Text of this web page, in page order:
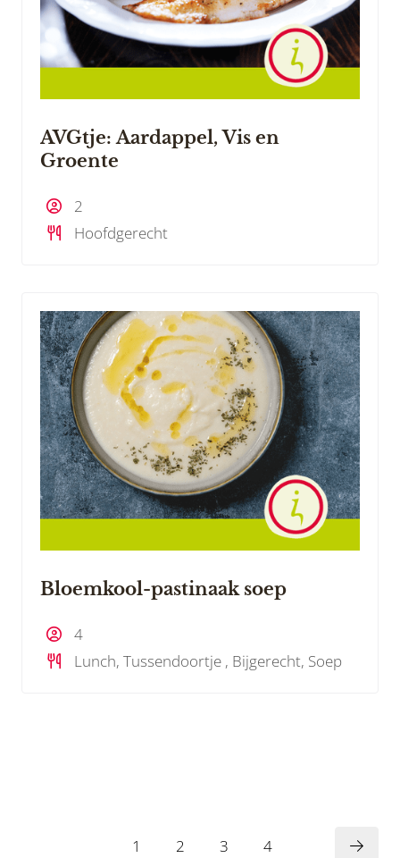
AVGtje: Aardappel, Vis en
Groente
2
Hoofdgerecht
Bloemkool-pastinaak soep
4
Lunch, Tussendoortje , Bijgerecht, Soep
1 2 3 4